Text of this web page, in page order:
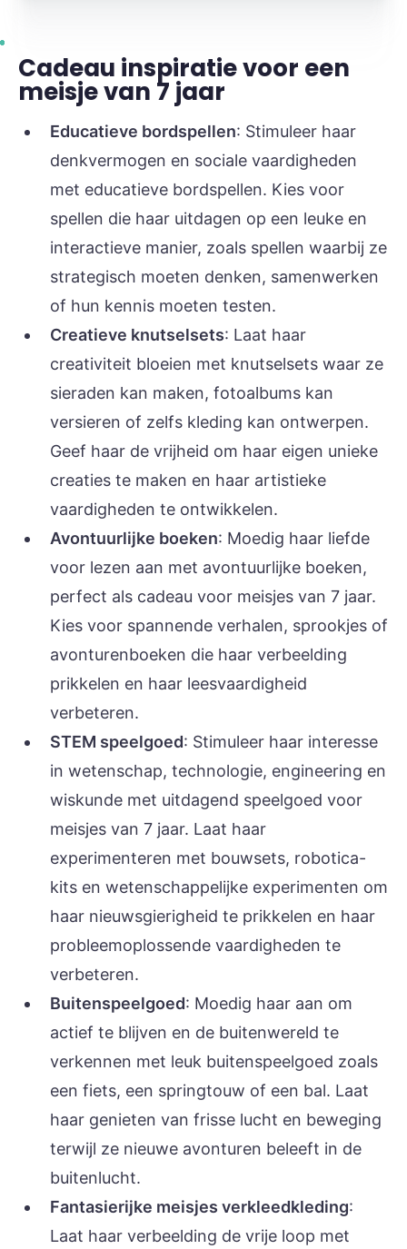
Cadeau inspiratie voor een
meisje van 7 jaar
Educatieve bordspellen: Stimuleer haar
denkvermogen en sociale vaardigheden
met educatieve bordspellen. Kies voor
spellen die haar uitdagen op een leuke en
interactieve manier, zoals spellen waarbij ze
strategisch moeten denken, samenwerken
of hun kennis moeten testen.
Creatieve knutselsets: Laat haar
creativiteit bloeien met knutselsets waar ze
sieraden kan maken, fotoalbums kan
versieren of zelfs kleding kan ontwerpen.
Geef haar de vrijheid om haar eigen unieke
creaties te maken en haar artistieke
vaardigheden te ontwikkelen.
Avontuurlijke boeken: Moedig haar liefde
voor lezen aan met avontuurlijke boeken,
perfect als cadeau voor meisjes van 7 jaar.
Kies voor spannende verhalen, sprookjes of
avonturenboeken die haar verbeelding
prikkelen en haar leesvaardigheid
verbeteren.
STEM speelgoed: Stimuleer haar interesse
in wetenschap, technologie, engineering en
wiskunde met uitdagend speelgoed voor
meisjes van 7 jaar. Laat haar
experimenteren met bouwsets, robotica-
kits en wetenschappelijke experimenten om
haar nieuwsgierigheid te prikkelen en haar
probleemoplossende vaardigheden te
verbeteren.
Buitenspeelgoed: Moedig haar aan om
actief te blijven en de buitenwereld te
verkennen met leuk buitenspeelgoed zoals
een fiets, een springtouw of een bal. Laat
haar genieten van frisse lucht en beweging
terwijl ze nieuwe avonturen beleeft in de
buitenlucht.
Fantasierijke meisjes verkleedkleding:
Laat haar verbeelding de vrije loop met